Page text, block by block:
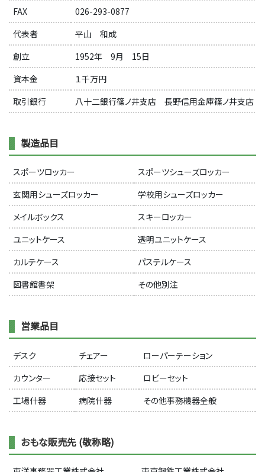
FAX
026-293-0877
代表者
平山 和成
創立
1952年 9月 15日
資本金
１千万円
取引銀行
八十二銀行篠ノ井支店 長野信用金庫篠ノ井支店
製造品目
スポーツロッカー
スポーツシューズロッカー
玄関用シューズロッカー
学校用シューズロッカー
メイルボックス
スキーロッカー
ユニットケース
透明ユニットケース
カルテケース
パステルケース
図書館書架
その他別注
営業品目
デスク チェアー ローパーテーション
カウンター
応接セット ロビーセット
工場什器
病院什器 その他事務機器全般
おもな販売先 (敬称略)